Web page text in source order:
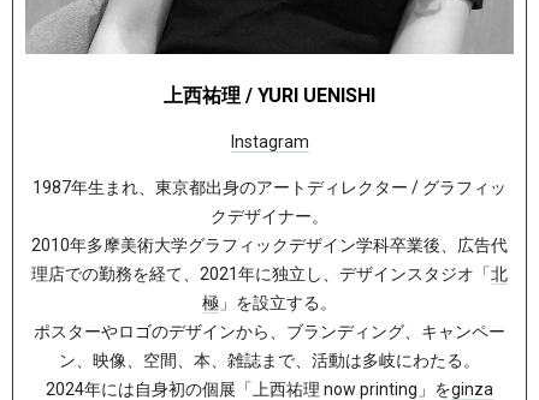
上西祐理 / YURI UENISHI
Instagram
1987年生まれ、東京都出身のアートディレクター / グラフィッ
クデザイナー。
2010年多摩美術大学グラフィックデザイン学科卒業後、広告代
理店での勤務を経て、2021年に独立し、デザインスタジオ「北
極 」を設立する。
ポスターやロゴのデザインから、ブランディング、キャンペー
ン、映像、空間、本、雑誌まで、活動は多岐にわたる。
2024年には自身初の個展「上西祐理 now printing」をginza